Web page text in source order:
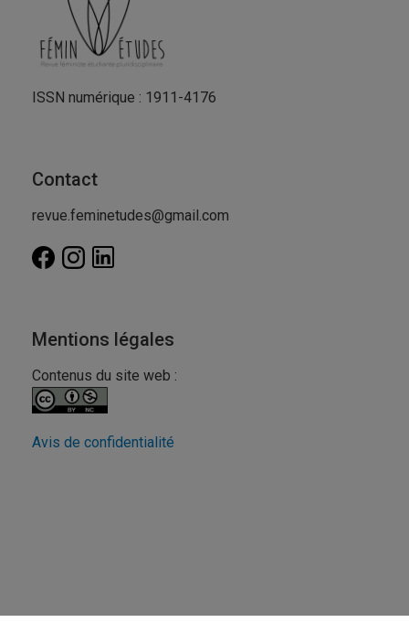
ISSN numérique : 1911-4176
Contact
revue.feminetudes@gmail.com
Mentions légales
Contenus du site web :
Avis de confidentialité